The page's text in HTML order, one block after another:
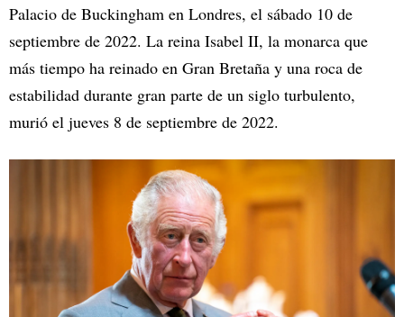
Palacio de Buckingham en Londres, el sábado 10 de
septiembre de 2022. La reina Isabel II, la monarca que
más tiempo ha reinado en Gran Bretaña y una roca de
estabilidad durante gran parte de un siglo turbulento,
murió el jueves 8 de septiembre de 2022.